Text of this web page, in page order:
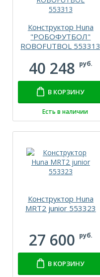
Конструктор Huna
"РОБОФУТБОЛ"
ROBOFUTBOL 553313
40 248 руб.
В КОРЗИНУ
Есть в наличии
Конструктор Huna
MRT2 junior 553323
27 600 руб.
В КОРЗИНУ